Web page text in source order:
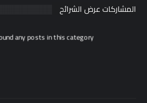
المشاركات عرض الشرائح
any posts in this category.